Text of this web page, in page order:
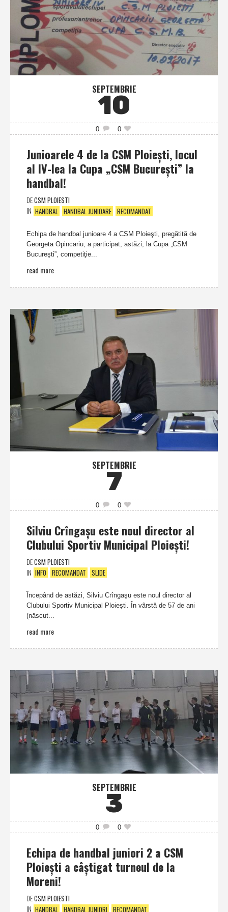
SEPTEMBRIE
10
0 0
Junioarele 4 de la CSM Ploieşti, locul
al IV-lea la Cupa „CSM Bucureşti” la
handbal!
DECSM PLOIESTI
IN HANDBAL HANDBAL JUNIOARE RECOMANDAT
Echipa de handbal junioare 4 a CSM Ploieşti, pregătită de
Georgeta Opincariu, a participat, astăzi, la Cupa „CSM
Bucureşti”, competiţie...
read more
SEPTEMBRIE
7
0 0
Silviu Crîngaşu este noul director al
Clubului Sportiv Municipal Ploieşti!
DECSM PLOIESTI
IN INFO RECOMANDAT SLIDE
Începând de astăzi, Silviu Crîngaşu este noul director al
Clubului Sportiv Municipal Ploieşti. În vârstă de 57 de ani
(născut...
read more
SEPTEMBRIE
3
0 0
Echipa de handbal juniori 2 a CSM
Ploieşti a câştigat turneul de la
Moreni!
DECSM PLOIESTI
IN HANDBAL HANDBAL JUNIORI RECOMANDAT